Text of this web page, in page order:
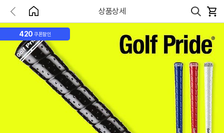
상품상세
420 쿠폰할인